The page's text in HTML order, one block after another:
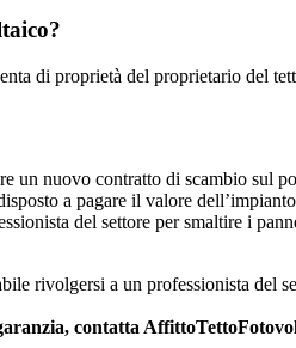
di proprietà del proprietario del
un nuovo contratto di scambio sul
a pagare il valore
del settore per smaltire i
rivolgersi a un professionista del
contatta